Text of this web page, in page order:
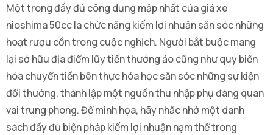
Một trong đầy đủ công dụng mập nhất của giá xe
nioshima 50cc là chức năng kiếm lợi nhuận săn sóc những
hoạt rượu cồn trong cuộc nghịch. Người bắt buộc mang
lại sở hữu địa điểm lũy tiến thưởng ảo cũng như quy biến
hóa chuyển tiền bên thực hóa học săn sóc những sự kiện
đổi thưởng, thành lập một nguồn thu nhập phụ đáng quan
vai trung phong. Để minh họa, hãy nhăc nhở một danh
sách đầy đủ biện pháp kiếm lợi nhuận nạm thể trong